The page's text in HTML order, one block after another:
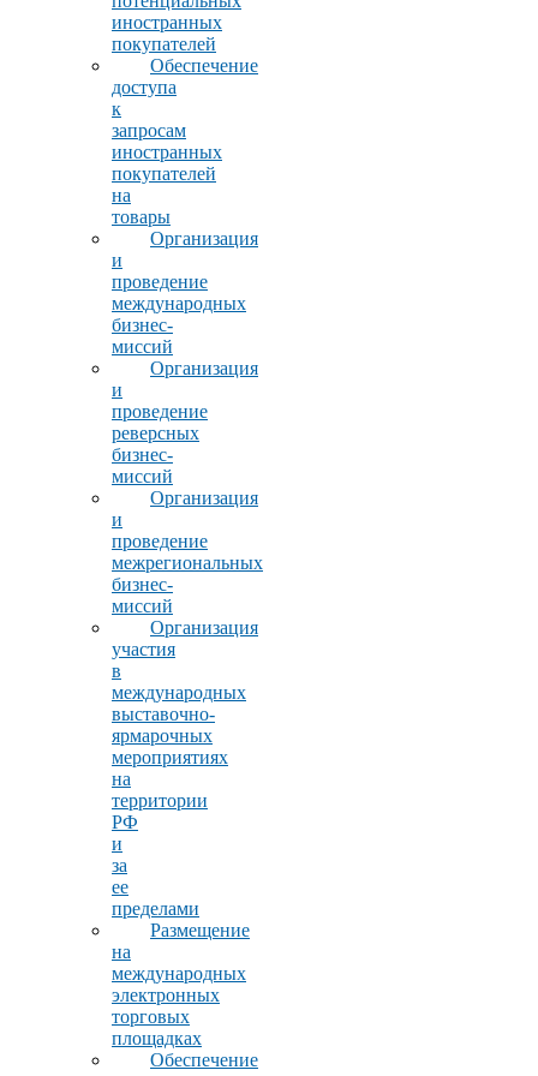
иностранных
покупателей
Обеспечение
доступа
к
запросам
иностранных
покупателей
на
товары
Организация
и
проведение
международных
бизнес-
миссий
Организация
и
проведение
реверсных
бизнес-
миссий
Организация
и
проведение
межрегиональных
бизнес-
миссий
Организация
участия
в
международных
выставочно-
ярмарочных
мероприятиях
на
территории
РФ
и
за
ее
пределами
Размещение
на
международных
электронных
торговых
площадках
Обеспечение